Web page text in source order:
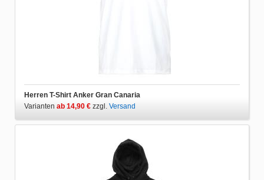
Herren T-Shirt Anker Gran Canaria
Varianten ab 14,90 € zzgl. Versand